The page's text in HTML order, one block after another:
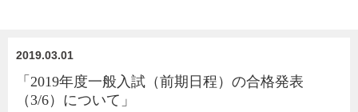
2019.03.01
「2019年度一般入試（前期日程）の合格発表
（3/6）について」